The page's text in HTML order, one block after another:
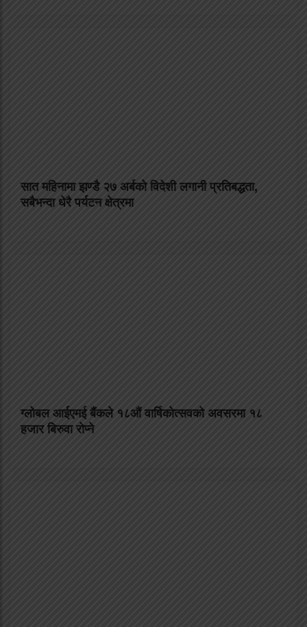
सात महिनामा झण्डै २७ अर्बको विदेशी लगानी प्रतिबद्धता,
सबैभन्दा धेरै पर्यटन क्षेत्रमा
ग्लोबल आईएमई बैंकले १८औं वार्षिकोत्सवको अवसरमा १८
हजार बिरुवा राेप्ने